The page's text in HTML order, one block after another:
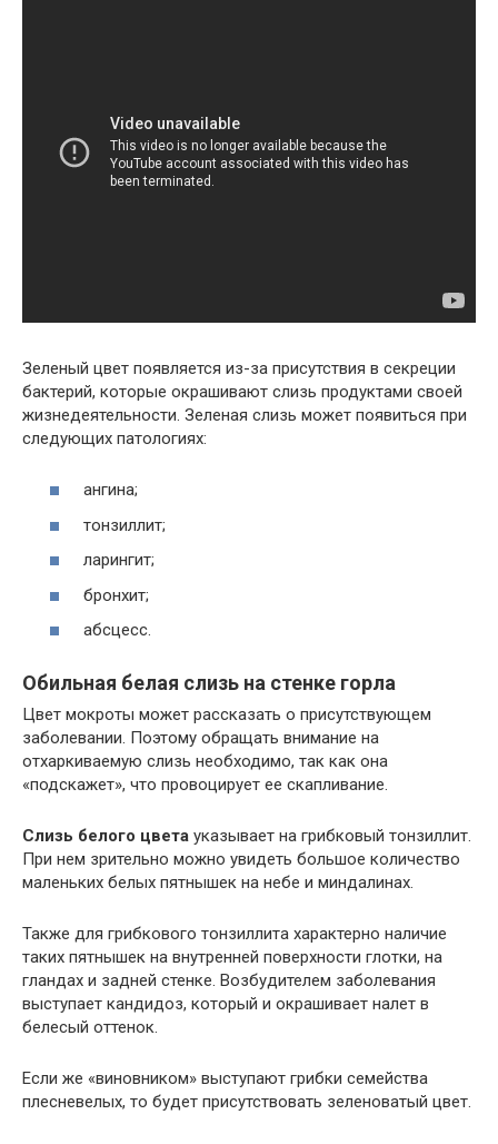
Зеленый цвет появляется из-за присутствия в секреции
бактерий, которые окрашивают слизь продуктами своей
жизнедеятельности. Зеленая слизь может появиться при
следующих патологиях:
ангина;
тонзиллит;
ларингит;
бронхит;
абсцесс.
Обильная белая слизь на стенке горла
Цвет мокроты может рассказать о присутствующем
заболевании. Поэтому обращать внимание на
отхаркиваемую слизь необходимо, так как она
«подскажет», что провоцирует ее скапливание.
Слизь белого цвета указывает на грибковый тонзиллит.
При нем зрительно можно увидеть большое количество
маленьких белых пятнышек на небе и миндалинах.
Также для грибкового тонзиллита характерно наличие
таких пятнышек на внутренней поверхности глотки, на
гландах и задней стенке. Возбудителем заболевания
выступает кандидоз, который и окрашивает налет в
белесый оттенок.
Если же «виновником» выступают грибки семейства
плесневелых, то будет присутствовать зеленоватый цвет.